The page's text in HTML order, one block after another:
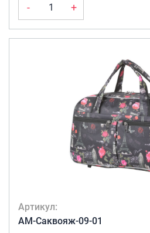
- +
Артикул:
AM-Саквояж-09-01